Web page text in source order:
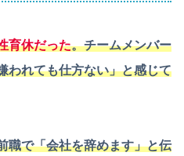
育休だった。チームメンバー
われても仕方ない」と感じて
職で「会社を辞めます」と伝